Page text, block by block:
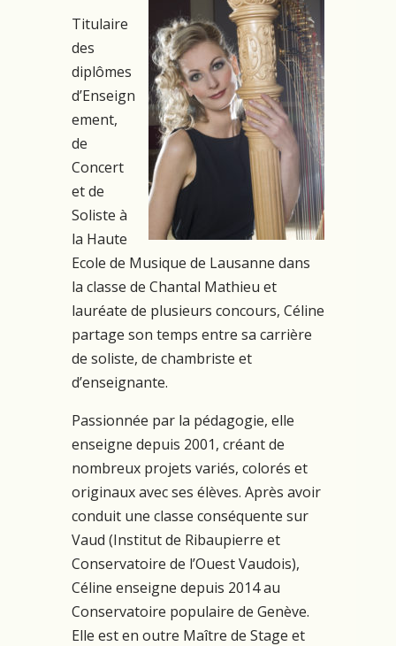
Titulaire
des
diplômes
d’Enseign
ement,
de
Concert
et de
Soliste à
la Haute
Ecole de Musique de Lausanne dans
la classe de Chantal Mathieu et
lauréate de plusieurs concours, Céline
partage son temps entre sa carrière
de soliste, de chambriste et
d’enseignante.
Passionnée par la pédagogie, elle
enseigne depuis 2001, créant de
nombreux projets variés, colorés et
originaux avec ses élèves. Après avoir
conduit une classe conséquente sur
Vaud (Institut de Ribaupierre et
Conservatoire de l’Ouest Vaudois),
Céline enseigne depuis 2014 au
Conservatoire populaire de Genève.
Elle est en outre Maître de Stage et